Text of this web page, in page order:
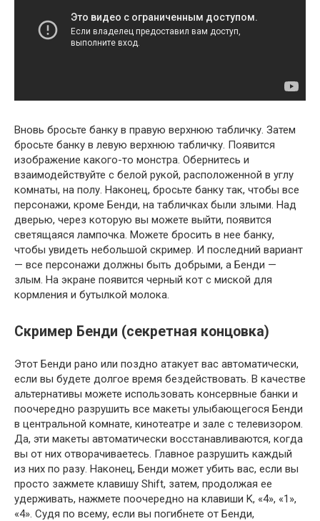
Вновь бросьте банку в правую верхнюю табличку. Затем
бросьте банку в левую верхнюю табличку. Появится
изображение какого-то монстра. Обернитесь и
взаимодействуйте с белой рукой, расположенной в углу
комнаты, на полу. Наконец, бросьте банку так, чтобы все
персонажи, кроме Бенди, на табличках были злыми. Над
дверью, через которую вы можете выйти, появится
светящаяся лампочка. Можете бросить в нее банку,
чтобы увидеть небольшой скример. И последний вариант
— все персонажи должны быть добрыми, а Бенди —
злым. На экране появится черный кот с миской для
кормления и бутылкой молока.
Скример Бенди (секретная концовка)
Этот Бенди рано или поздно атакует вас автоматически,
если вы будете долгое время бездействовать. В качестве
альтернативы можете использовать консервные банки и
поочередно разрушить все макеты улыбающегося Бенди
в центральной комнате, кинотеатре и зале с телевизором.
Да, эти макеты автоматически восстанавливаются, когда
вы от них отворачиваетесь. Главное разрушить каждый
из них по разу. Наконец, Бенди может убить вас, если вы
просто зажмете клавишу Shift, затем, продолжая ее
удерживать, нажмете поочередно на клавиши K, «4», «1»,
«4». Судя по всему, если вы погибнете от Бенди,